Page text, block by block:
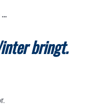
…
bringt.